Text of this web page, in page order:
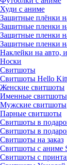
Худи с аниме
Защитные плёнки
Защитные пленки
Защитные пленки
Защитные пленки
Наклейки на авто,
Носки
Свитшоты
Cвитшоты Hello
Женские свитшоты
Именные свитшоты
Мужские свитшоты
Парные свитшоты
Свитшоты в
Свитшоты в
Свитшоты на заказ
Свитшоты с аниме
Свитшоты с